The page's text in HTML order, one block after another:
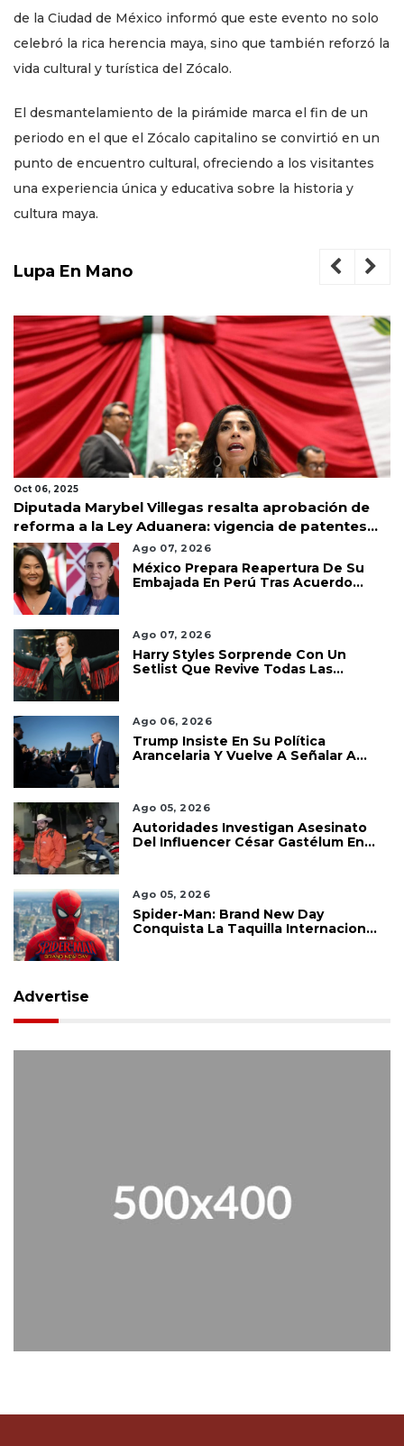
de la Ciudad de México informó que este evento no solo
celebró la rica herencia maya, sino que también reforzó la
vida cultural y turística del Zócalo.
El desmantelamiento de la pirámide marca el fin de un
periodo en el que el Zócalo capitalino se convirtió en un
punto de encuentro cultural, ofreciendo a los visitantes
una experiencia única y educativa sobre la historia y
cultura maya.
Lupa En Mano
Oct 06, 2025
Diputada Marybel Villegas resalta aprobación de
reforma a la Ley Aduanera: vigencia de patentes
hasta 40 años
Ago 07, 2026
México Prepara Reapertura De Su
Embajada En Perú Tras Acuerdo
Ago 07, 2026
Harry Styles Sorprende Con Un
Setlist Que Revive Todas Las
Ago 06, 2026
Trump Insiste En Su Política
Arancelaria Y Vuelve A Señalar A
Ago 05, 2026
Autoridades Investigan Asesinato
Del Influencer César Gastélum En
Ago 05, 2026
Spider-Man: Brand New Day
Conquista La Taquilla Internacional
Advertise